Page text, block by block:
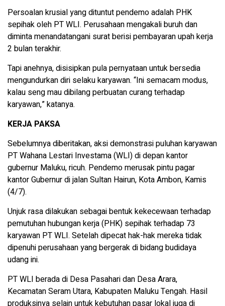
Persoalan krusial yang dituntut pendemo adalah PHK
sepihak oleh PT WLI. Perusahaan mengakali buruh dan
diminta menandatangani surat berisi pembayaran upah kerja
2 bulan terakhir.
Tapi anehnya, disisipkan pula pernyataan untuk bersedia
mengundurkan diri selaku karyawan. “Ini semacam modus,
kalau seng mau dibilang perbuatan curang terhadap
karyawan,” katanya.
KERJA PAKSA
Sebelumnya diberitakan, aksi demonstrasi puluhan karyawan
PT Wahana Lestari Investama (WLI) di depan kantor
gubernur Maluku, ricuh. Pendemo merusak pintu pagar
kantor Gubernur di jalan Sultan Hairun, Kota Ambon, Kamis
(4/7).
Unjuk rasa dilakukan sebagai bentuk kekecewaan terhadap
pemutuhan hubungan kerja (PHK) sepihak terhadap 73
karyawan PT WLI. Setelah dipecat hak-hak mereka tidak
dipenuhi perusahaan yang bergerak di bidang budidaya
udang ini.
PT WLI berada di Desa Pasahari dan Desa Arara,
Kecamatan Seram Utara, Kabupaten Maluku Tengah. Hasil
produksinya selain untuk kebutuhan pasar lokal juga di